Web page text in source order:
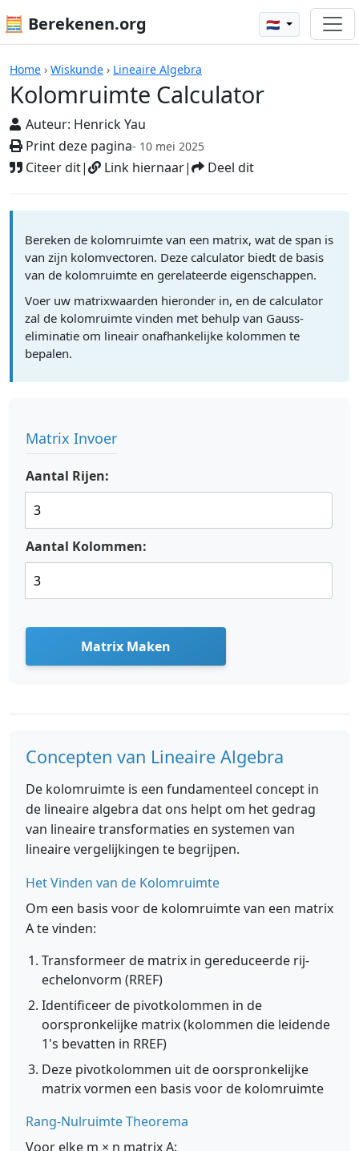
🧮 Berekenen.org 🇳🇱
Home › Wiskunde › Lineaire Algebra
Kolomruimte Calculator
Auteur: Henrick Yau
Print deze pagina- 10 mei 2025
Citeer dit| Link hiernaar| Deel dit
Rekenmachines
Bereken de kolomruimte van een matrix, wat de span is
van zijn kolomvectoren. Deze calculator biedt de basis
van de kolomruimte en gerelateerde eigenschappen.
Voer uw matrixwaarden hieronder in, en de calculator
zal de kolomruimte vinden met behulp van Gauss-
eliminatie om lineair onafhankelijke kolommen te
bepalen.
Matrix Invoer
Aantal Rijen:
Aantal Kolommen:
Matrix Maken
Concepten van Lineaire Algebra
De kolomruimte is een fundamenteel concept in
de lineaire algebra dat ons helpt om het gedrag
van lineaire transformaties en systemen van
lineaire vergelijkingen te begrijpen.
Het Vinden van de Kolomruimte
Om een basis voor de kolomruimte van een matrix
A te vinden:
Transformeer de matrix in gereduceerde rij-
echelonvorm (RREF)
Identificeer de pivotkolommen in de
oorspronkelijke matrix (kolommen die leidende
1's bevatten in RREF)
Deze pivotkolommen uit de oorspronkelijke
matrix vormen een basis voor de kolomruimte
Rang-Nulruimte Theorema
Voor elke m × n matrix A: